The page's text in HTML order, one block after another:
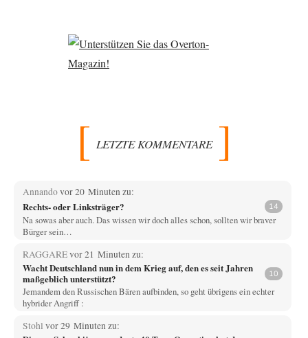
LETZTE KOMMENTARE
Annandovor 20 Minuten zu:
Rechts- oder Linksträger? 14
Na sowas aber auch. Das wissen wir doch alles schon, sollten wir braver
Bürger sein…
RAGGAREvor 21 Minuten zu:
Wacht Deutschland nun in dem Krieg auf, den es seit Jahren
maßgeblich unterstützt?
10
Jemandem den Russischen Bären aufbinden, so geht übrigens ein echter
hybrider Angriff :
Stohl vor 29 Minuten zu: